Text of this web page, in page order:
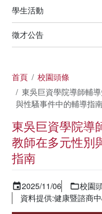
學生活動
徵才公告
首頁
校園頭條
東吳巨資學院導師輔
與性騷事件中的輔導指
東吳巨資學院導
教師在多元性別
指南
2025/11/06
校園
資料提供:健康暨諮商